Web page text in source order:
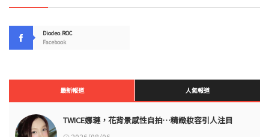
Diodeo.ROC
Facebook
最新報道 人氣報道
TWICE娜璉，花背景感性自拍…精緻妝容引人注目